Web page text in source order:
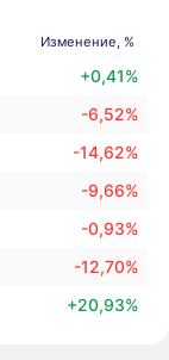
Изменение, %
+0,41%
-6,52%
-14,62%
-9,66%
-0,93%
-12,70%
+20,93%